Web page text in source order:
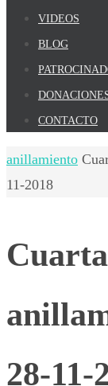
VIDEOS
BLOG
CONTACTO
Inicio
anillamiento
11-2018
28-11-